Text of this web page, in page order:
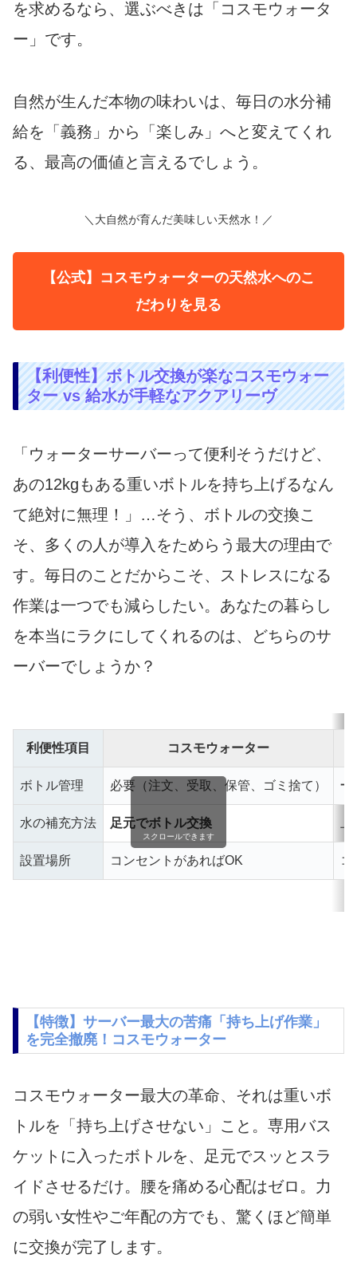
を求めるなら、選ぶべきは「コスモウォータ
ー」です。
自然が生んだ本物の味わいは、毎日の水分補
給を「義務」から「楽しみ」へと変えてくれ
る、最高の価値と言えるでしょう。
＼大自然が育んだ美味しい天然水！／
【公式】コスモウォーターの天然水へのこ
だわりを見る
【利便性】ボトル交換が楽なコスモウォー
ター vs 給水が手軽なアクアリーヴ
「ウォーターサーバーって便利そうだけど、
あの12kgもある重いボトルを持ち上げるなん
て絶対に無理！」…そう、ボトルの交換こ
そ、多くの人が導入をためらう最大の理由で
す。毎日のことだからこそ、ストレスになる
作業は一つでも減らしたい。あなたの暮らし
を本当にラクにしてくれるのは、どちらのサ
ーバーでしょうか？
利便性項目 コスモウォーター
ボトル管理 必要（注文、受取、保管、ゴミ捨て） 一
水の補充方法 足元でボトル交換
設置場所 コンセントがあればOK コ
スクロールできます
【特徴】サーバー最大の苦痛「持ち上げ作業」
を完全撤廃！コスモウォーター
コスモウォーター最大の革命、それは重いボ
トルを「持ち上げさせない」こと。専用バス
ケットに入ったボトルを、足元でスッとスラ
イドさせるだけ。腰を痛める心配はゼロ。力
の弱い女性やご年配の方でも、驚くほど簡単
に交換が完了します。